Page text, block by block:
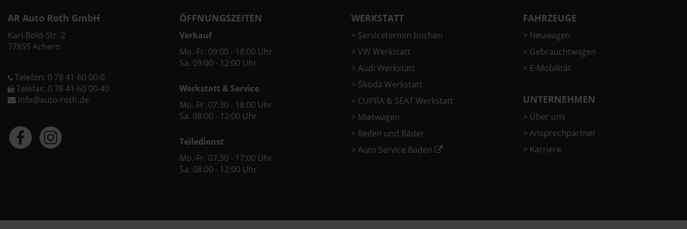
AR Auto Roth GmbH
Karl-Bold-Str. 2
77855 Achern
Telefon: 0 78 41-60 00-0
Telefax: 0 78 41-60 00-40
info@auto-roth.de
ÖFFNUNGSZEITEN
Verkauf
Mo.-Fr. 09:00 - 18:00 Uhr
Sa. 09:00 - 12:00 Uhr
Werkstatt & Service
Mo.-Fr. 07:30 - 18:00 Uhr
Sa. 08:00 - 12:00 Uhr
Teiledienst
Mo.-Fr. 07:30 - 17:00 Uhr
Sa. 08:00 - 12:00 Uhr
WERKSTATT
> Servicetermin buchen
> VW Werkstatt
> Audi Werkstatt
> Škoda Werkstatt
> CUPRA & SEAT Werkstatt
> Mietwagen
> Reifen und Räder
> Auto Service Baden
FAHRZEUGE
> Neuwagen
> Gebrauchtwagen
> E-Mobilität
UNTERNEHMEN
> Über uns
> Ansprechpartner
> Karriere